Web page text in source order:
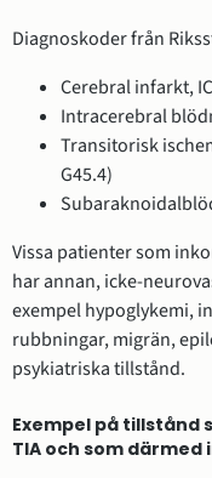
Diagnoskoder från
Cerebral infarkt,
Intracerebral
Transitorisk
G45.4)
Vissa patienter som
har annan, icke-
exempel hypoglykemi,
rubbningar, migrän,
psykiatriska tillstånd.
Exempel på tillstånd
TIA och som